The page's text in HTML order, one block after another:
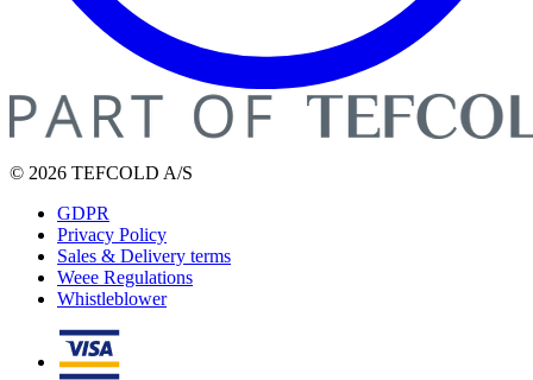
© 2026 TEFCOLD A/S
GDPR
Privacy Policy
Sales & Delivery terms
Weee Regulations
Whistleblower